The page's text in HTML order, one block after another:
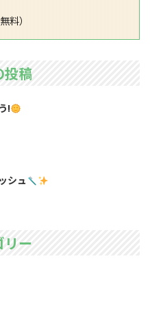
料）
投稿
!
シュ
リー